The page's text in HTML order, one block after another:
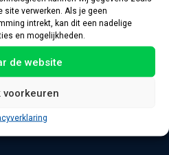
site verwerken. Als je geen
intrekt, kan dit een nadelige
en mogelijkheden.
de website
voorkeuren
Oevers 11
8331 VC Steenwijk
Nederland
info@appelbouw.nl